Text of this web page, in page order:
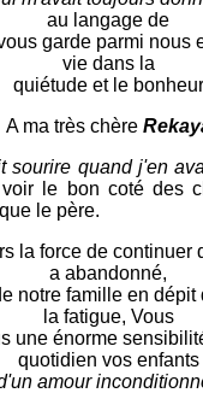
au langage de
garde parmi nous
vie dans la
quiétude et le bonheur
A ma très chère
sourire quand j'en
voir le bon coté des
le père.
la force de continuer
a abandonné,
notre famille en dépit
la fatigue, Vous
une énorme
quotidien vos enfants
amour